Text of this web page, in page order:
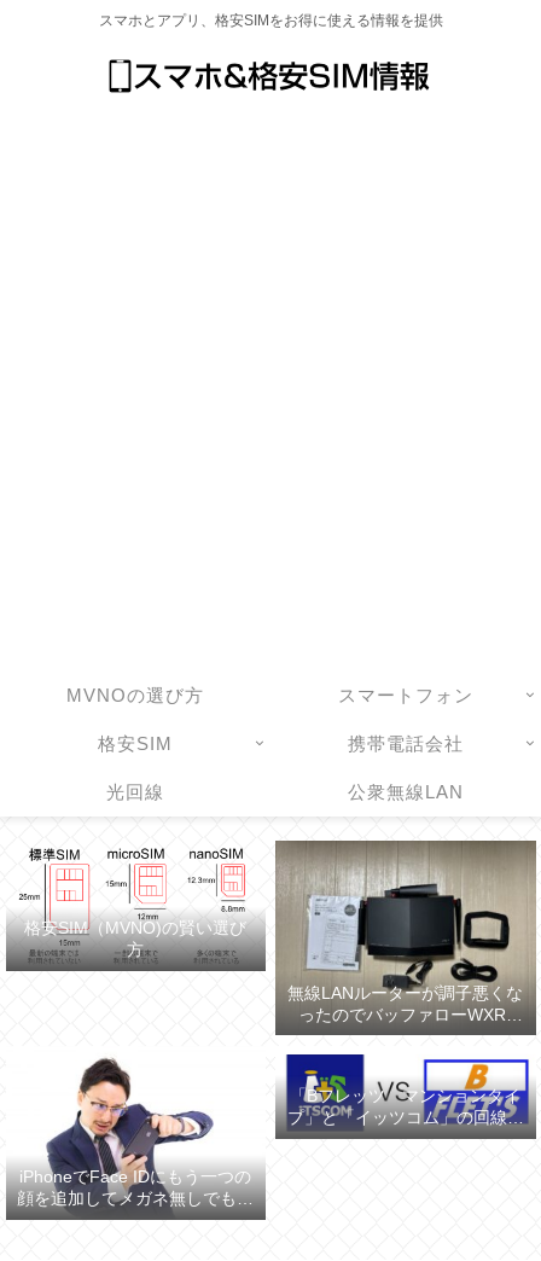
スマホとアプリ、格安SIMをお得に使える情報を提供
MVNOの選び方 スマートフォン
格安SIM 携帯電話会社
光回線 公衆無線LAN
格安SIM（MVNO)の賢い選び
方
無線LANルーターが調子悪くな
ったのでバッファローWXR-
5700AX7Sに買い換えた
iPhoneでFace IDにもう一つの
顔を追加してメガネ無しでも認
証させる
「Bフレッツ マンションタイ
プ」と「イッツコム」の回線ス
ピードを比較してみた